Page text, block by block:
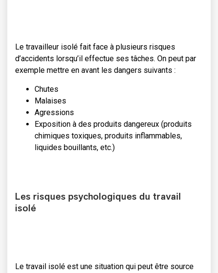
Le travailleur isolé fait face à plusieurs risques
d’accidents lorsqu’il effectue ses tâches. On peut par
exemple mettre en avant les dangers suivants :
Chutes
Malaises
Agressions
Exposition à des produits dangereux (produits
chimiques toxiques, produits inflammables,
liquides bouillants, etc.)
Les risques psychologiques du travail
isolé
Le travail isolé est une situation qui peut être source